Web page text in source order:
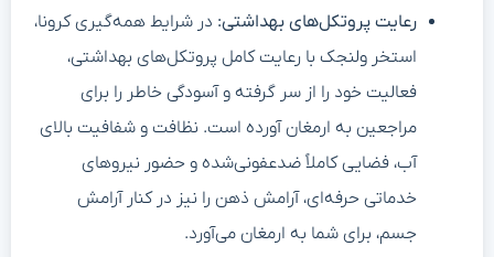
رعایت پروتکل‌های بهداشتی: در شرایط همه‌گیری کرونا،
استخر ولنجک با رعایت کامل پروتکل‌های بهداشتی،
فعالیت خود را از سر گرفته و آسودگی خاطر را برای
مراجعین به ارمغان آورده است. نظافت و شفافیت بالای
آب، فضایی کاملاً ضدعفونی‌شده و حضور نیروهای
خدماتی حرفه‌ای، آرامش ذهن را نیز در کنار آرامش
جسم، برای شما به ارمغان می‌آورد.